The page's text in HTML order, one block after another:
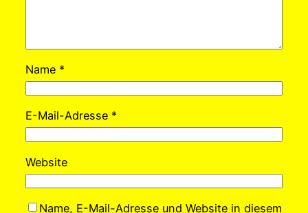
Name *
E-Mail-Adresse *
Website
Name, E-Mail-Adresse und Website in diesem